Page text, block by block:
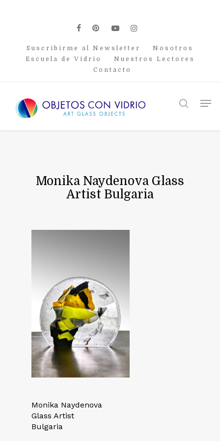
facebook
pinterest
youtubeinstagram
Suscribirme al Newsletter
Nosotros
Escuela de Vidrio
Nuestros Lectores
Contacto
search
Monika Naydenova Glass
Artist Bulgaria
Monika Naydenova
Glass Artist
Bulgaria